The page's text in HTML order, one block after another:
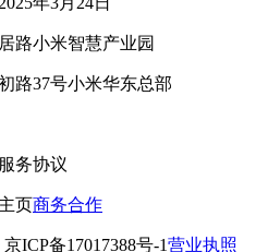
路小米智慧产业园
路37号小米华东总部
务协议
页商务合作
京ICP备17017388号-1营业执照